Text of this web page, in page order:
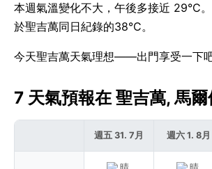
本週氣溫變化不大，午後多接近 29°C
於聖吉萬同日紀錄的38°C。
今天聖吉萬天氣理想——出門享受一下吧
7 天氣預報在 聖吉萬, 馬
週五 31. 7月 週六 1. 8月